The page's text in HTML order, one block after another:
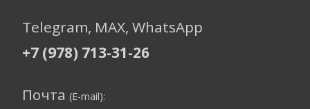
Telegram, МАХ, WhatsApp
+7 (978) 713-31-26
Почта (E-mail):